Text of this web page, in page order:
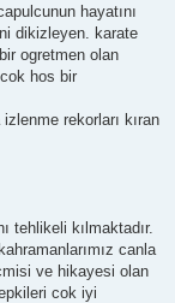
hayatını
dikizleyen. karate
ogretmen olan
hos bir
rekorları kıran
tehlikeli kılmaktadır.
canla
ve hikayesi olan
cok iyi